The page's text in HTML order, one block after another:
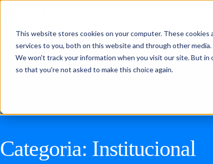
This website stores cookies on your computer. These
services to you, both on this website and through other
We won't track your information when you visit our site. But
so that you're not asked to make this choice again.
Categoria: Institucional